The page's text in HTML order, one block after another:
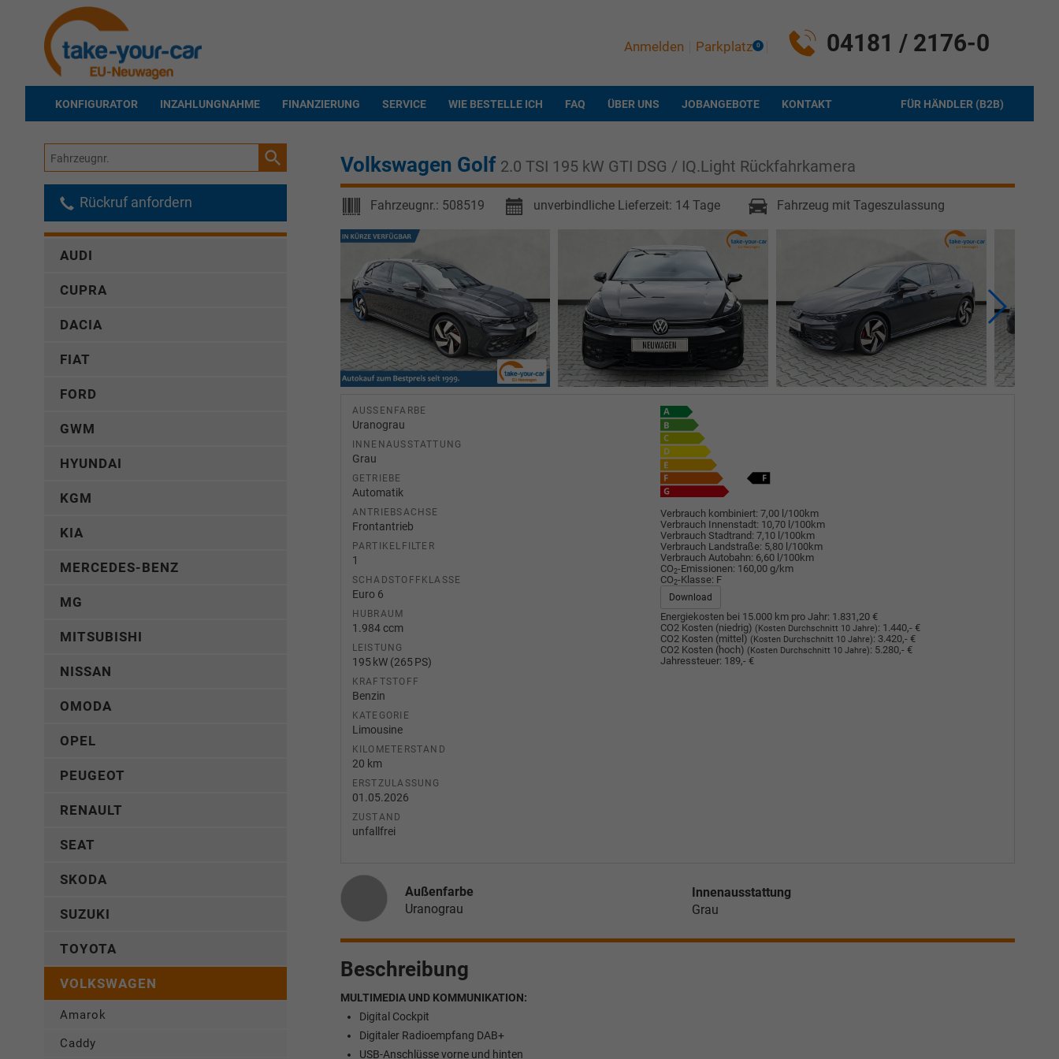
04181 / 2176-0
Anmelden Parkplatz 0
KONFIGURATOR INZAHLUNGNAHME FINANZIERUNG SERVICE WIE BESTELLE ICH FAQ ÜBER UNS JOBANGEBOTE FÜR HÄNDLER (B2B)
KONTAKT
Volkswagen Golf 2.0 TSI 195 kW GTI DSG / IQ.Light Rückfahrkamera
Fahrzeugnr.: 508519 unverbindliche Lieferzeit: 14 Tage Fahrzeug mit Tageszulassung
AUSSENFARBE
Uranograu
INNENAUSSTATTUNG
Grau
GETRIEBE
Automatik
ANTRIEBSACHSE
Frontantrieb
PARTIKELFILTER
1
SCHADSTOFFKLASSE
Euro 6
HUBRAUM
1.984 ccm
LEISTUNG
195 kW (265 PS)
KRAFTSTOFF
Benzin
KATEGORIE
Limousine
KILOMETERSTAND
20 km
ERSTZULASSUNG
01.05.2026
ZUSTAND
unfallfrei
Verbrauch kombiniert: 7,00 l/100km
Verbrauch Innenstadt: 10,70 l/100km
Verbrauch Stadtrand: 7,10 l/100km
Verbrauch Landstraße: 5,80 l/100km
Verbrauch Autobahn: 6,60 l/100km
CO2-Emissionen: 160,00 g/km
CO2-Klasse: F
Download
Energiekosten bei 15.000 km pro Jahr: 1.831,20 €
CO2 Kosten (niedrig) (Kosten Durchschnitt 10 Jahre): 1.440,- €
CO2 Kosten (mittel) (Kosten Durchschnitt 10 Jahre): 3.420,- €
CO2 Kosten (hoch) (Kosten Durchschnitt 10 Jahre): 5.280,- €
Jahressteuer: 189,- €
Außenfarbe
Uranograu
Innenausstattung
Grau
Beschreibung
MULTIMEDIA UND KOMMUNIKATION:
Digital Cockpit
Digitaler Radioempfang DAB+
USB-Anschlüsse vorne und hinten
Fahrzeugnr.
Rückruf anfordern
AUDI
CUPRA
DACIA
FIAT
FORD
GWM
HYUNDAI
KGM
KIA
MERCEDES-BENZ
MG
MITSUBISHI
NISSAN
OMODA
OPEL
PEUGEOT
RENAULT
SEAT
SKODA
SUZUKI
TOYOTA
VOLKSWAGEN
Amarok
Caddy